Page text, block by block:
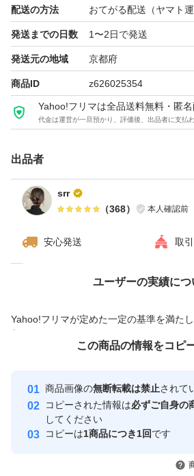
配送の方法 おてがる配送（ヤマト運
発送までの日数 1〜2日で発送
発送元の地域 京都府
商品ID z626025354
Yahoo!フリマは全品送料無料・匿
代金は運営が一旦預かり、評価後、出品者に支払
出品者
srr
（368） 本人確認前
安心発送 取
ユーザーの実績につ
Yahoo!フリマが定めた一定の基準を満た
付与しています
安心取引出品者
心・安全
取引実績
引を完了
価格の相談
この商品の情報をコピ
商品画像の無断転載は禁止されて
コピーされた情報は必ずご自身の
してください
コピーは1商品につき1回です
この商品をみている人にオススメ